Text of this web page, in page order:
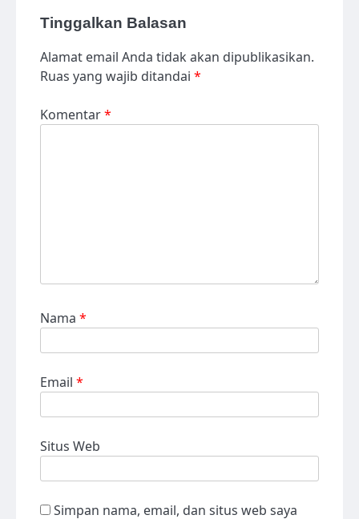
Tinggalkan Balasan
Alamat email Anda tidak akan dipublikasikan.
Ruas yang wajib ditandai *
Komentar*
Nama *
Email *
Situs Web
Simpan nama, email, dan situs web saya